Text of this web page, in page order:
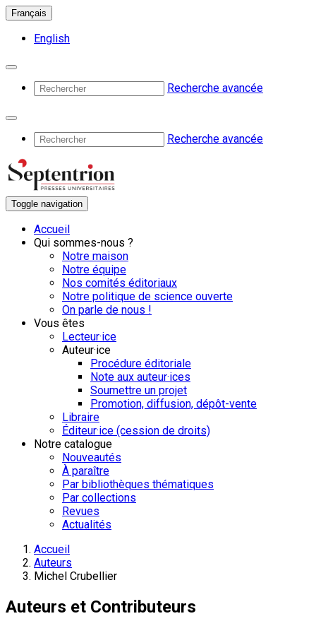
Français
English
Recherche avancée
Recherche avancée
Toggle navigation
Accueil
Qui sommes-nous ?
Notre maison
Notre équipe
Nos comités éditoriaux
Notre politique de science ouverte
On parle de nous !
Vous êtes
Lecteur·ice
Auteur·ice
Procédure éditoriale
Note aux auteur·ices
Soumettre un projet
Promotion, diffusion, dépôt-vente
Libraire
Éditeur·ice (cession de droits)
Notre catalogue
Nouveautés
À paraître
Par bibliothèques thématiques
Par collections
Revues
Actualités
Accueil
Auteurs
Michel Crubellier
Auteurs et Contributeurs